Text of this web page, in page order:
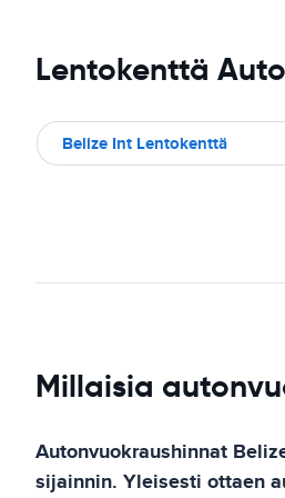
Lentokenttä
Belize Int Lentokenttä
Millaisia
Autonvuokraushinnat
sijainnin. Yleisesti ottaen